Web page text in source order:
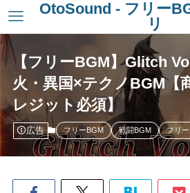
OtoSound - フリー
リ
【フリーBGM】Glitch
火・異国×テクノBGM【
レジット必須】
広告 フリーBGM 戦闘BGM フリ